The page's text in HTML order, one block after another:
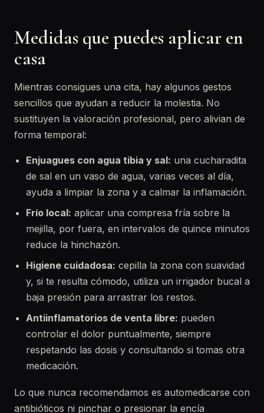
Medidas que puedes aplicar en
casa
Mientras consigues una cita, hay algunos gestos
sencillos que ayudan a reducir la molestia. No
sustituyen la valoración profesional, pero alivian de
forma temporal:
Enjuagues con agua tibia y sal: una cucharadita
de sal en un vaso de agua, varias veces al día,
ayuda a limpiar la zona y a calmar la inflamación.
Frío local: aplicar una compresa fría sobre la
mejilla, por fuera, en intervalos de quince minutos
reduce la hinchazón.
Higiene cuidadosa: cepilla la zona con suavidad
y, si te resulta cómodo, utiliza un irrigador bucal a
baja presión para arrastrar los restos.
Antiinflamatorios de venta libre: pueden
controlar el dolor puntualmente, siempre
respetando las dosis y consultando si tomas otra
medicación.
Lo que nunca recomendamos es automedicarse con
antibióticos ni pinchar o presionar la encía